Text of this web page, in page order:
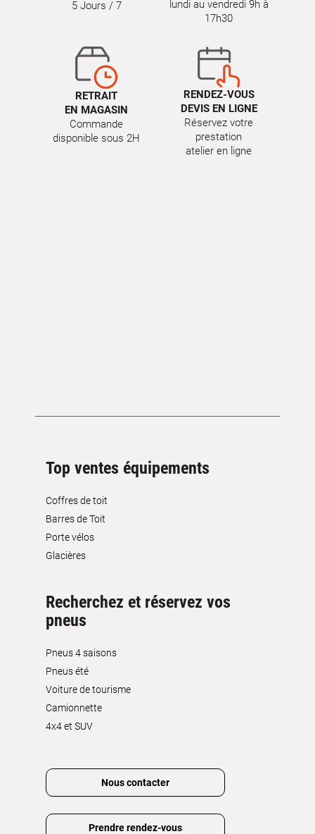
5 Jours / 7
lundi au vendredi 9h à
17h30
RETRAIT
EN MAGASIN
Commande
disponible sous 2H
RENDEZ-VOUS
DEVIS EN LIGNE
Réservez votre
prestation
atelier en ligne
Top ventes équipements
Coffres de toit
Barres de Toit
Porte vélos
Glacières
Recherchez et réservez vos
pneus
Pneus 4 saisons
Pneus été
Voiture de tourisme
Camionnette
4x4 et SUV
Nous contacter
Prendre rendez-vous